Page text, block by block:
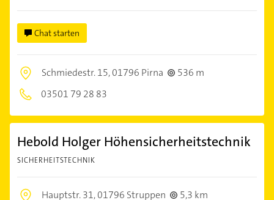
Chat starten
Schmiedestr. 15,01796 Pirna
536 m
03501 79 28 83
Hebold Holger Höhensicherheitstechnik
SICHERHEITSTECHNIK
Hauptstr. 31,01796 Struppen 5,3 km